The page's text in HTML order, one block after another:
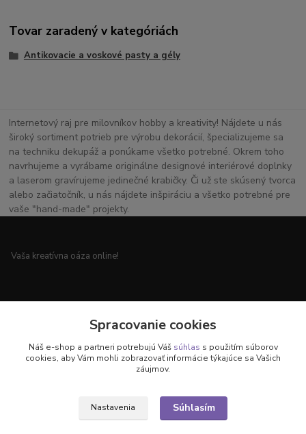
Tovar zaradený v kategóriách
Antikovacie a voskové pasty a gély
Internetový raj pre milovníkov hobby a kreativity! Nájdete u nás
široký sortiment potrieb pre výrobu dekorácií, špecializujeme sa
na techniku dekupáž a ponúkame všetko potrebné. Okrem toho
navrhujeme a vyrábame originálne designové interiérové doplnky
a laserom gravírujeme jedinečné krabičky. Či už ste skúsený tvorca
alebo začiatočník, u nás nájdete inšpiráciu a všetko potrebné pre
vaše "hand-made" projekty.
Vaša kreatívna oáza online!
Všetko pre vaše handmade projekty a originálne dekorácie.
Spracovanie cookies
Náš e-shop a partneri potrebujú Váš súhlas s použitím súborov
cookies, aby Vám mohli zobrazovať informácie týkajúce sa Vašich
záujmov.
Nastavenia Súhlasím